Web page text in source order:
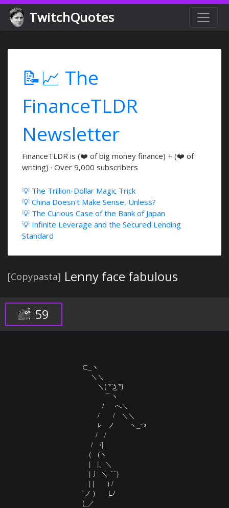
TwitchQuotes
📝📈 The
FinanceTLDR
Newsletter
FinanceTLDR is (❤️ of big money finance) + (❤️ of
writing) · Over 9,000 subscribers
💡 The Trillion-Dollar Magic Trick
💡 China Doesn't Make Sense, Unless?
💡 The Curious Case of the Bank of Japan
💡 Infinite Leverage and the Secured Lending
Standard
[Copypasta] Lenny face fabulous
59
⊂_ヽ
＼＼
＼( ͡° ͜ʖ ͡°)
⌒ヽ
/ 　 へ＼
/　　/　＼＼
ﾚ　ノ　　 ヽ_つ
/　/
/　/|
(　(ヽ
|　|、＼
| 丿 ＼ ⌒)
| |　　) /
`ノ )　　Lﾉ
(_／